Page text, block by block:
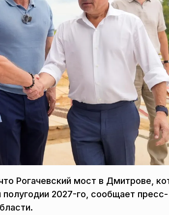
Рогачевский мост в Дмитрове,
2027-го, сообщает пресс-